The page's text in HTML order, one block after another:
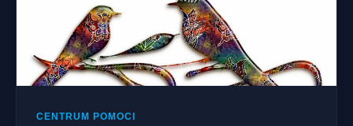
CENTRUM POMOCI